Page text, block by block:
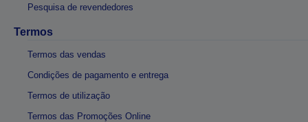
Pesquisa de revendedores
Termos
Termos das vendas
Condições de pagamento e entrega
Termos de utilização
Termos das Promoções Online